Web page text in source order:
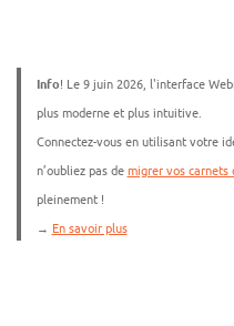
Info! Le 9 juin 2026, l'interface
plus moderne et plus intuitive.
Connectez-vous en utilisant votre
n’oubliez pas demigrer vos carnets
pleinement !
→ En savoir plus